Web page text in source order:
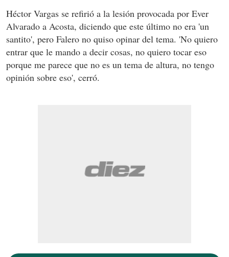
Héctor Vargas se refirió a la lesión provocada por Ever
Alvarado a Acosta, diciendo que este último no era 'un
santito', pero Falero no quiso opinar del tema. 'No quiero
entrar que le mando a decir cosas, no quiero tocar eso
porque me parece que no es un tema de altura, no tengo
opinión sobre eso', cerró.